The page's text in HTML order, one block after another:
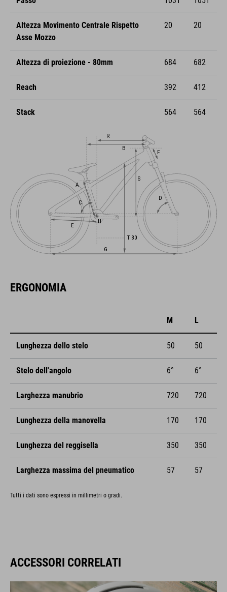
Altezza Movimento Centrale Rispetto
Asse Mozzo
20 20
Altezza di proiezione - 80mm 684 682
Reach 392 412
Stack 564 564
ERGONOMIA
M L
Lunghezza dello stelo 50 50
Stelo dell'angolo 6° 6°
Larghezza manubrio 720 720
Lunghezza della manovella 170 170
Lunghezza del reggisella 350 350
Larghezza massima del pneumatico 57 57
Tutti i dati sono espressi in millimetri o gradi.
ACCESSORI CORRELATI